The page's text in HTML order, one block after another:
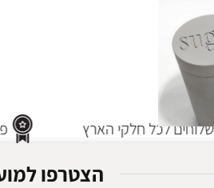
לכל חלקי הארץ
הצטרפו